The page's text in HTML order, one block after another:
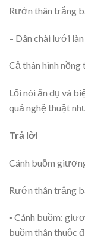
Rướn thân trắng
– Dân chài lưới
Cả thân hình nồng
Lối nói ẩn dụ và
quả nghệ thuật
Trả lời
Cánh buồm
Rướn thân trắng
▪ Cánh buồm:
buồm thân thuộc